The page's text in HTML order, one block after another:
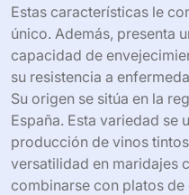
Estas características le
único. Además, presenta
capacidad de
su resistencia a
Su origen se sitúa en la
España. Esta variedad se
producción de vinos
versatilidad en maridajes
combinarse con platos